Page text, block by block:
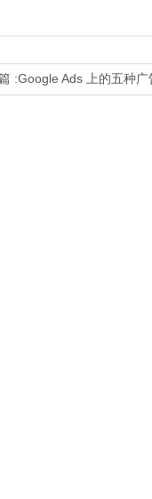
:Google Ads 上的五种